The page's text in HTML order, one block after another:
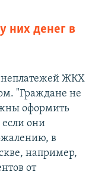
них денег в
ЖКХ
"Граждане не
оформить
они
в
например,
от